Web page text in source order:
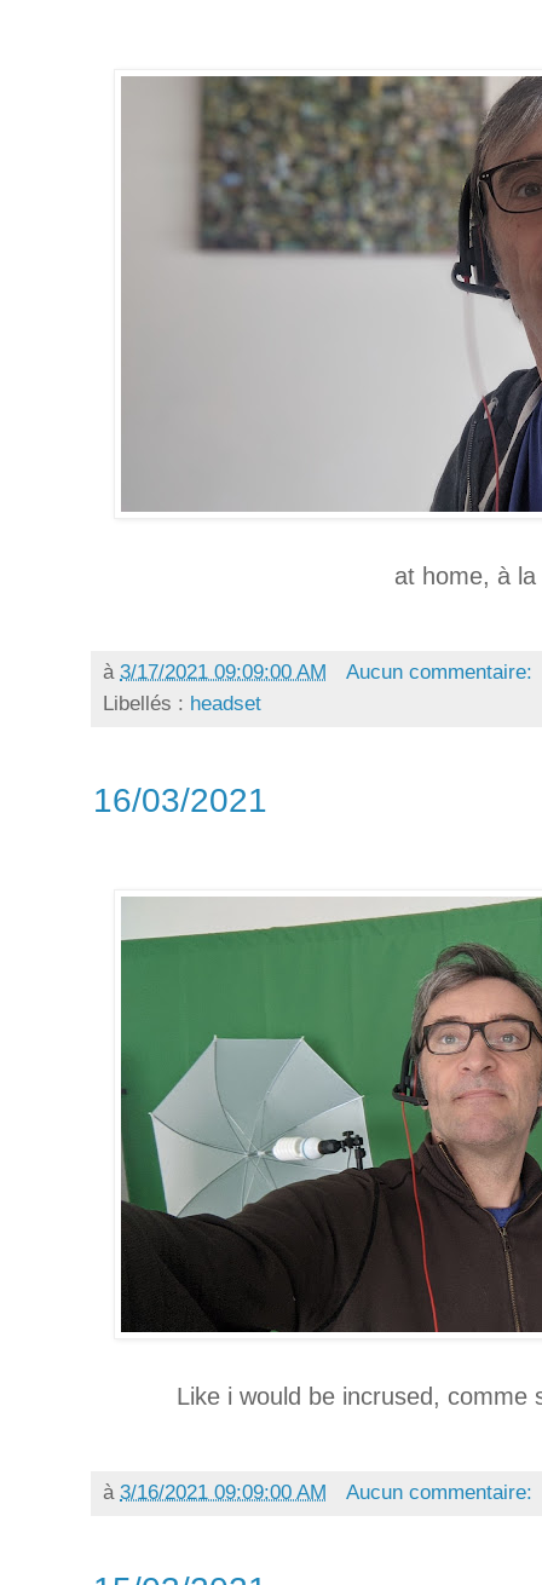
at home, à
à 3/17/2021 09:09:00 AM
Aucun commentaire:
Libellés : headset
16/03/2021
Like i would be incrused, comme
à 3/16/2021 09:09:00 AM Aucun commentaire: